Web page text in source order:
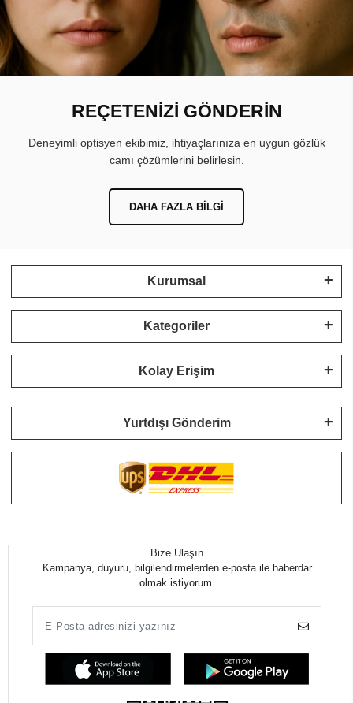
REÇETENİZİ GÖNDERİN
Deneyimli optisyen ekibimiz, ihtiyaçlarınıza en uygun gözlük
camı çözümlerini belirlesin.
DAHA FAZLA BILGI
Kurumsal
Kategoriler
Kolay Erişim
Yurtdışı Gönderim
Bize Ulaşın
Kampanya, duyuru, bilgilendirmelerden e-posta ile haberdar
olmak istiyorum.